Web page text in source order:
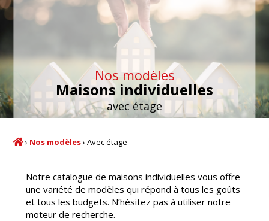
Nos modèles
Maisons individuelles
avec étage
› Nos modèles›Avec étage
Notre catalogue de maisons individuelles vous offre
une variété de modèles qui répond à tous les goûts
et tous les budgets. N’hésitez pas à utiliser notre
moteur de recherche.